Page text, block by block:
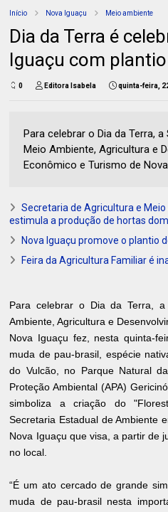
Início Nova Iguaçu Meio ambiente
Dia da Terra é
Iguaçu com
0 Editora Isabela quinta-feira,
Para celebrar o Dia da Terra,
Meio Ambiente, Agricultura e
Econômico e Turismo de
Secretaria de Agricultura e
estimula a produção de hortas
Nova Iguaçu promove o plantio
Feira da Agricultura Familiar é
Para celebrar o Dia da Terra,
Ambiente, Agricultura e
Nova Iguaçu fez, nesta quinta-
muda de pau-brasil, espécie
do Vulcão, no Parque Natural
Proteção Ambiental (APA)
simboliza a criação do
Secretaria Estadual de Ambiente
Nova Iguaçu que visa, a partir de
no local.
“É um ato cercado de grande
muda de pau-brasil nesta